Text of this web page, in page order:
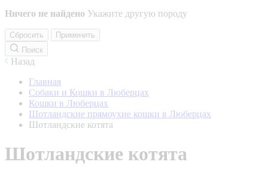
Ничего не найдено Укажите другую породу
Сбросить
Применить
Поиск
Назад
Главная
Собаки и Кошки в Люберцах
Кошки в Люберцах
Шотландские прямоухие кошки в Люберцах
Шотландские котята
Шотландские котята